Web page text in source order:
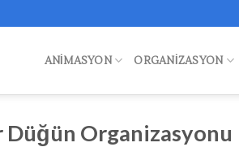
ANIMASYON ORGANIZASYON
Düğün Organizasyonu